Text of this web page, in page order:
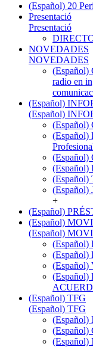
(Español) 20
Presentació
Presentació
NOVEDADES
NOVEDADES
(Español)
radio en
(Español)
(Español)
(Español)
(Español)
(Español)
(Español)
(Español)
+
(Español)
(Español)
(Español)
(Español) TFG
(Español) TFG